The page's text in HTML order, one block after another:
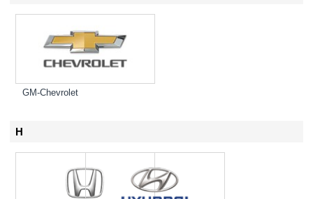
GM-Chevrolet
H